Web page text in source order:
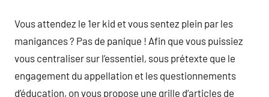
Vous attendez le 1er kid et vous sentez plein par les
manigances ? Pas de panique ! Afin que vous puissiez
vous centraliser sur l’essentiel, sous prétexte que le
engagement du appellation et les questionnements
d’éducation, on vous propose une grille d’articles de